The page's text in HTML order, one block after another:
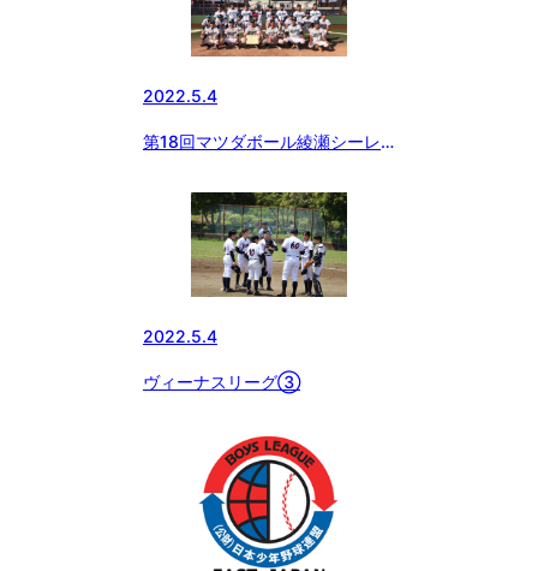
2022.5.4
第18回マツダボール綾瀬シーレ
2022.5.4
ヴィーナスリーグ③